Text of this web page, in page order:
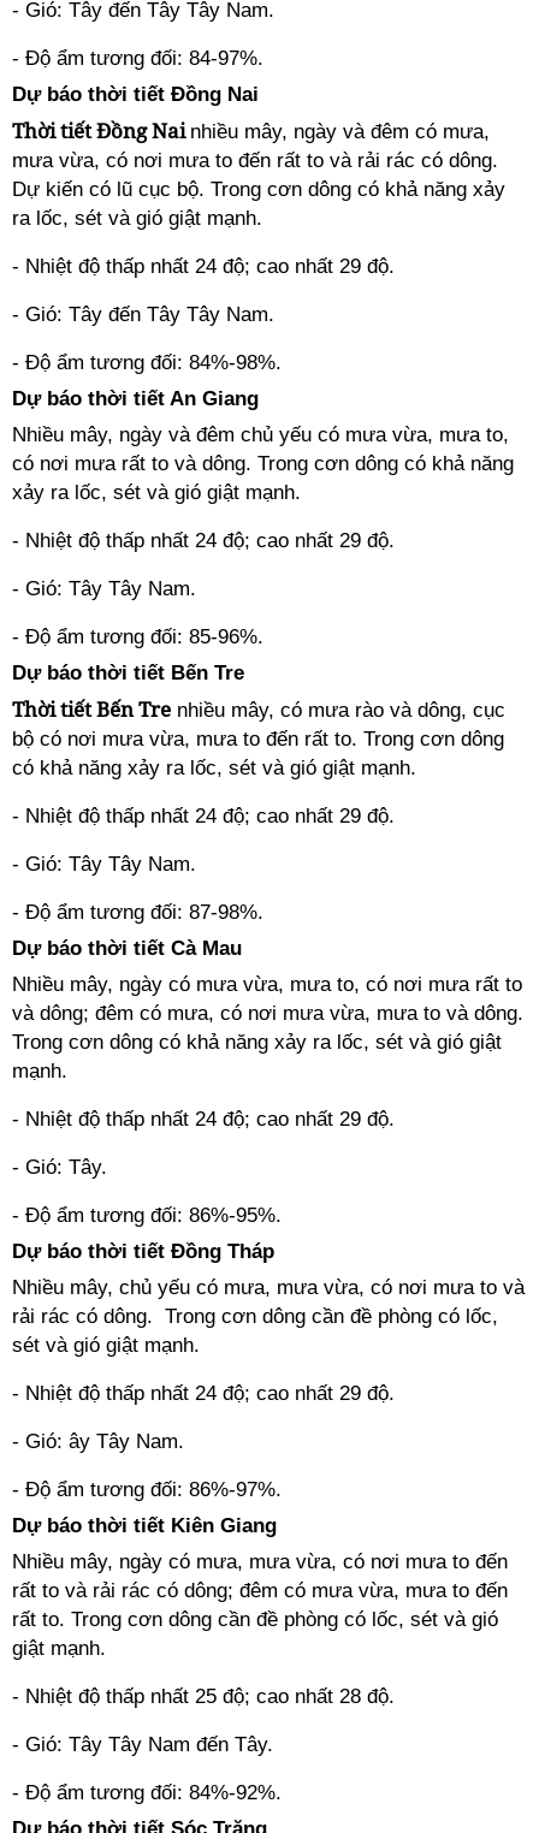
- Gió: Tây đến Tây Tây Nam.
- Độ ẩm tương đối: 84-97%.
Dự báo thời tiết Đồng Nai
Thời tiết Đồng Nai nhiều mây, ngày và đêm có mưa,
mưa vừa, có nơi mưa to đến rất to và rải rác có dông.
Dự kiến có lũ cục bộ. Trong cơn dông có khả năng xảy
ra lốc, sét và gió giật mạnh.
- Nhiệt độ thấp nhất 24 độ; cao nhất 29 độ.
- Gió: Tây đến Tây Tây Nam.
- Độ ẩm tương đối: 84%-98%.
Dự báo thời tiết An Giang
Nhiều mây, ngày và đêm chủ yếu có mưa vừa, mưa to,
có nơi mưa rất to và dông. Trong cơn dông có khả năng
xảy ra lốc, sét và gió giật mạnh.
- Nhiệt độ thấp nhất 24 độ; cao nhất 29 độ.
- Gió: Tây Tây Nam.
- Độ ẩm tương đối: 85-96%.
Dự báo thời tiết Bến Tre
Thời tiết Bến Tre nhiều mây, có mưa rào và dông, cục
bộ có nơi mưa vừa, mưa to đến rất to. Trong cơn dông
có khả năng xảy ra lốc, sét và gió giật mạnh.
- Nhiệt độ thấp nhất 24 độ; cao nhất 29 độ.
- Gió: Tây Tây Nam.
- Độ ẩm tương đối: 87-98%.
Dự báo thời tiết Cà Mau
Nhiều mây, ngày có mưa vừa, mưa to, có nơi mưa rất to
và dông; đêm có mưa, có nơi mưa vừa, mưa to và dông.
Trong cơn dông có khả năng xảy ra lốc, sét và gió giật
mạnh.
- Nhiệt độ thấp nhất 24 độ; cao nhất 29 độ.
- Gió: Tây.
- Độ ẩm tương đối: 86%-95%.
Dự báo thời tiết Đồng Tháp
Nhiều mây, chủ yếu có mưa, mưa vừa, có nơi mưa to và
rải rác có dông. Trong cơn dông cần đề phòng có lốc,
sét và gió giật mạnh.
- Nhiệt độ thấp nhất 24 độ; cao nhất 29 độ.
- Gió: ây Tây Nam.
- Độ ẩm tương đối: 86%-97%.
Dự báo thời tiết Kiên Giang
Nhiều mây, ngày có mưa, mưa vừa, có nơi mưa to đến
rất to và rải rác có dông; đêm có mưa vừa, mưa to đến
rất to. Trong cơn dông cần đề phòng có lốc, sét và gió
giật mạnh.
- Nhiệt độ thấp nhất 25 độ; cao nhất 28 độ.
- Gió: Tây Tây Nam đến Tây.
- Độ ẩm tương đối: 84%-92%.